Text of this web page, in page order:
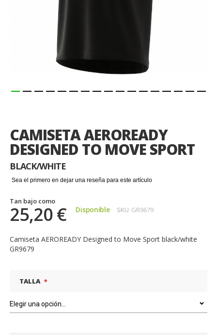
CAMISETA AEROREADY
DESIGNED TO MOVE SPORT
BLACK/WHITE
Sea el primero en dejar una reseña para este artículo
Tan bajo como
25,20 € Disponible SKU GR9679
Camiseta AEROREADY Designed to Move Sport black/white
GR9679
TALLA
de
la
galería
de
imágenes